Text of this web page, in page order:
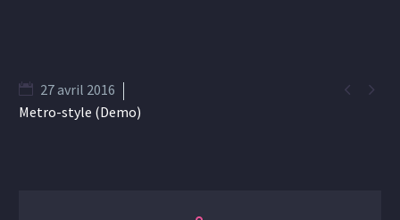
 
27 avril 2016
Metro-style (Demo)